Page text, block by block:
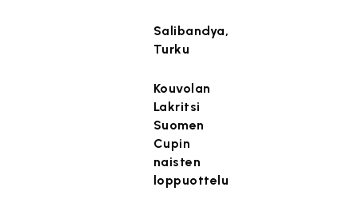
Salibandya,
Turku
Kouvolan
Lakritsi
Suomen
Cupin
naisten
loppuottelu